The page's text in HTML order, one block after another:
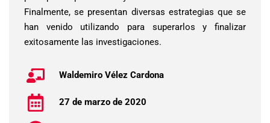
Finalmente, se presentan diversas estrategias que se
han venido utilizando para superarlos y finalizar
exitosamente las investigaciones.
Waldemiro Vélez Cardona
27 de marzo de 2020